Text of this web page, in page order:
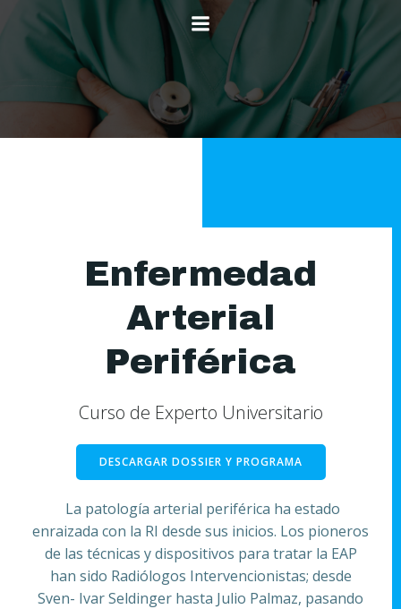
to
content
Enfermedad
Arterial
Periférica
Curso de Experto Universitario
DESCARGAR DOSSIER Y PROGRAMA
La patología arterial periférica ha estado
enraizada con la RI desde sus inicios. Los pioneros
de las técnicas y dispositivos para tratar la EAP
han sido Radiólogos Intervencionistas; desde
Sven- Ivar Seldinger hasta Julio Palmaz, pasando